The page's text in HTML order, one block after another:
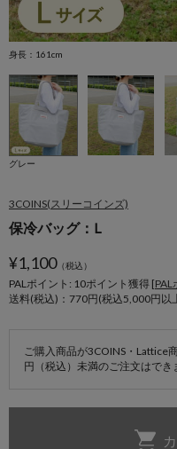
身長：161cm
グレー
3COINS(スリーコインズ)
保冷バッグ：L
¥1,100（税込）
PALポイント: 10ポイント獲得 [
送料(税込)：770円(税込5,000円以
ご購入商品が3COINS・Lattice
円（税込）未満のご注文はでき